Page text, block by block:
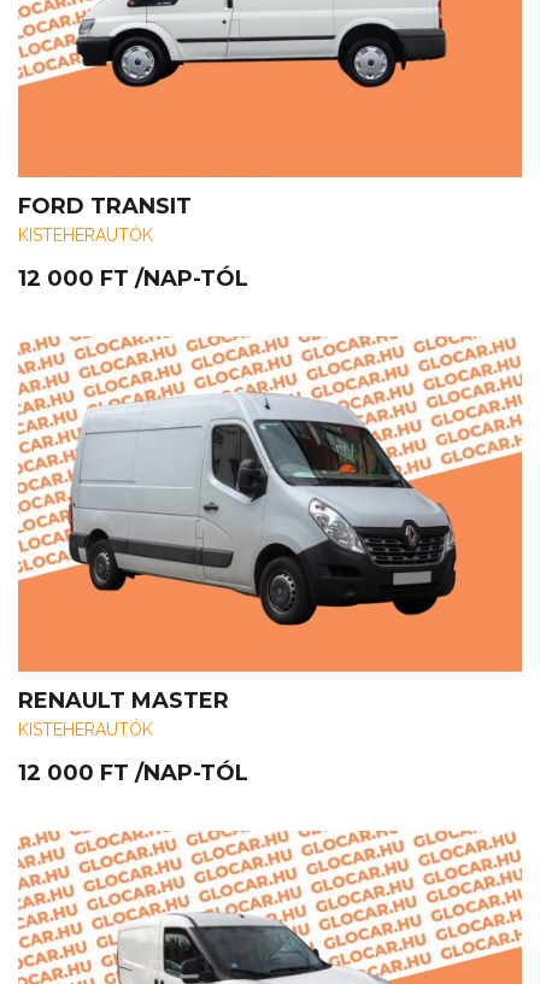
FORD TRANSIT
KISTEHERAUTÓK
12 000 FT /NAP-TÓL
RENAULT MASTER
KISTEHERAUTÓK
12 000 FT /NAP-TÓL